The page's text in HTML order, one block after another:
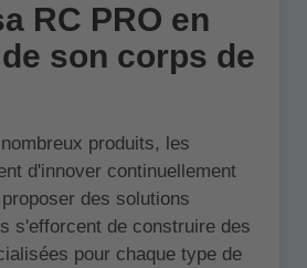
RC PRO en
son corps de
produits, les
d'innover continuellement
des solutions
s'efforcent de construire des
pour chaque type de